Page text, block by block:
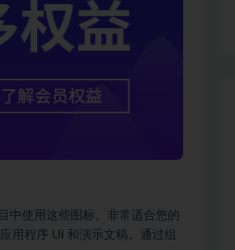
中使用这些图标。非常适合您的
用程序 UI 和演示文稿。通过组